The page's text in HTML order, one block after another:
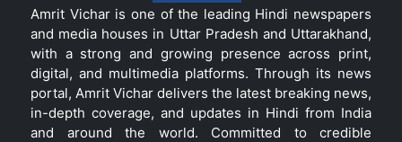
Amrit Vichar is one of the leading Hindi newspapers
and media houses in Uttar Pradesh and Uttarakhand,
with a strong and growing presence across print,
digital, and multimedia platforms. Through its news
portal, Amrit Vichar delivers the latest breaking news,
in-depth coverage, and updates in Hindi from India
and around the world. Committed to credible